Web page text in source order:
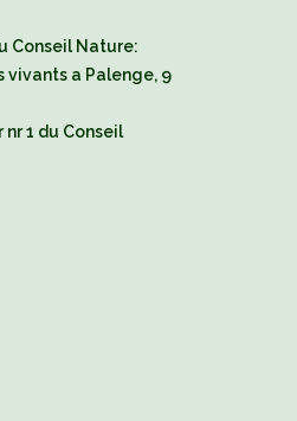
Conseil Nature:
vivants a Palenge, 9
1 du Conseil